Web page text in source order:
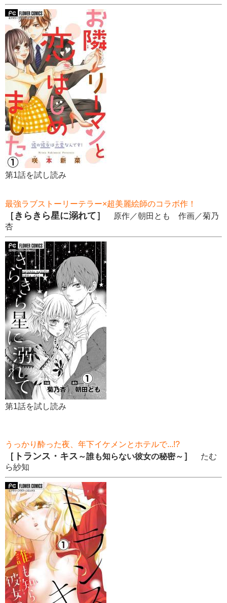
第1話を試し読み
最強ラブストーリーテラー×超美麗絵師のコラボ作！
［きらきら星に溺れて］
原作／朝田とも 作画／菊乃
杏
第1話を試し読み
うっかり酔った夜、年下イケメンとホテルで...!?
［トランス・キス ～誰も知らない彼女の秘密～ ］
たむ
ら紗知